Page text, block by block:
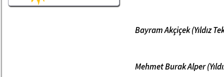
Bayram Akçiçek (Yıldız
Mehmet Burak Alper